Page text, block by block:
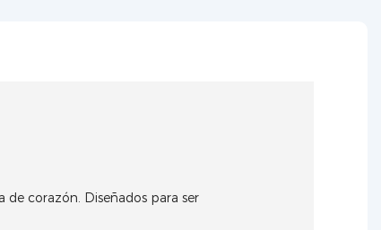
de corazón. Diseñados para ser